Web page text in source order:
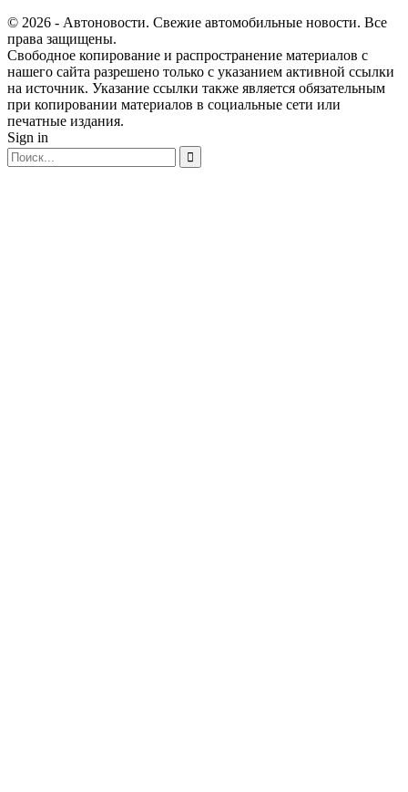
© 2026 - Автоновости. Свежие автомобильные новости. Все
права защищены.
Свободное копирование и распространение материалов с
нашего сайта разрешено только с указанием активной ссылки
на источник. Указание ссылки также является обязательным
при копировании материалов в социальные сети или
печатные издания.
Sign in